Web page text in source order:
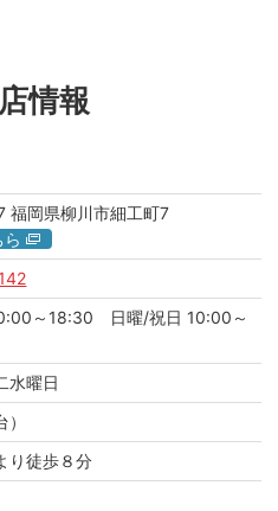
情報
福岡県柳川市細工町7
～18:30 日曜/祝日 10:00～
水曜日
り徒歩８分